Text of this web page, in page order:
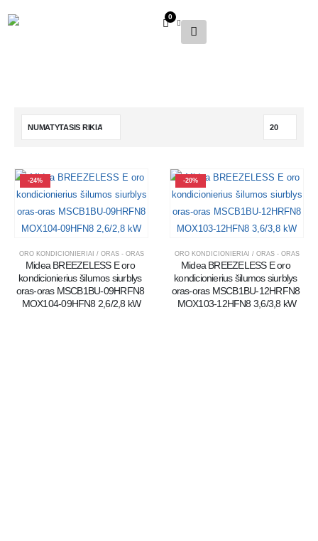
0
-24%
ORO KONDICIONIERIAI / ORAS - ORAS
Midea BREEZELESS E oro
kondicionierius šilumos siurblys
oras-oras MSCB1BU-09HRFN8
MOX104-09HFN8 2,6/2,8 kW
-20%
ORO KONDICIONIERIAI / ORAS - ORAS
Midea BREEZELESS E oro
kondicionierius šilumos siurblys
oras-oras MSCB1BU-12HRFN8
MOX103-12HFN8 3,6/3,8 kW